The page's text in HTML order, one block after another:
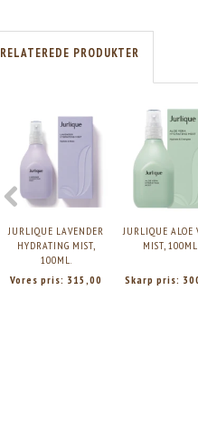
RELATEREDE PRODUKTER
JURLIQUE LAVENDER
HYDRATING MIST,
100ML.
Vores pris: 315,00
JURLIQUE ALOE
MIST, 100ML.
Skarp pris: